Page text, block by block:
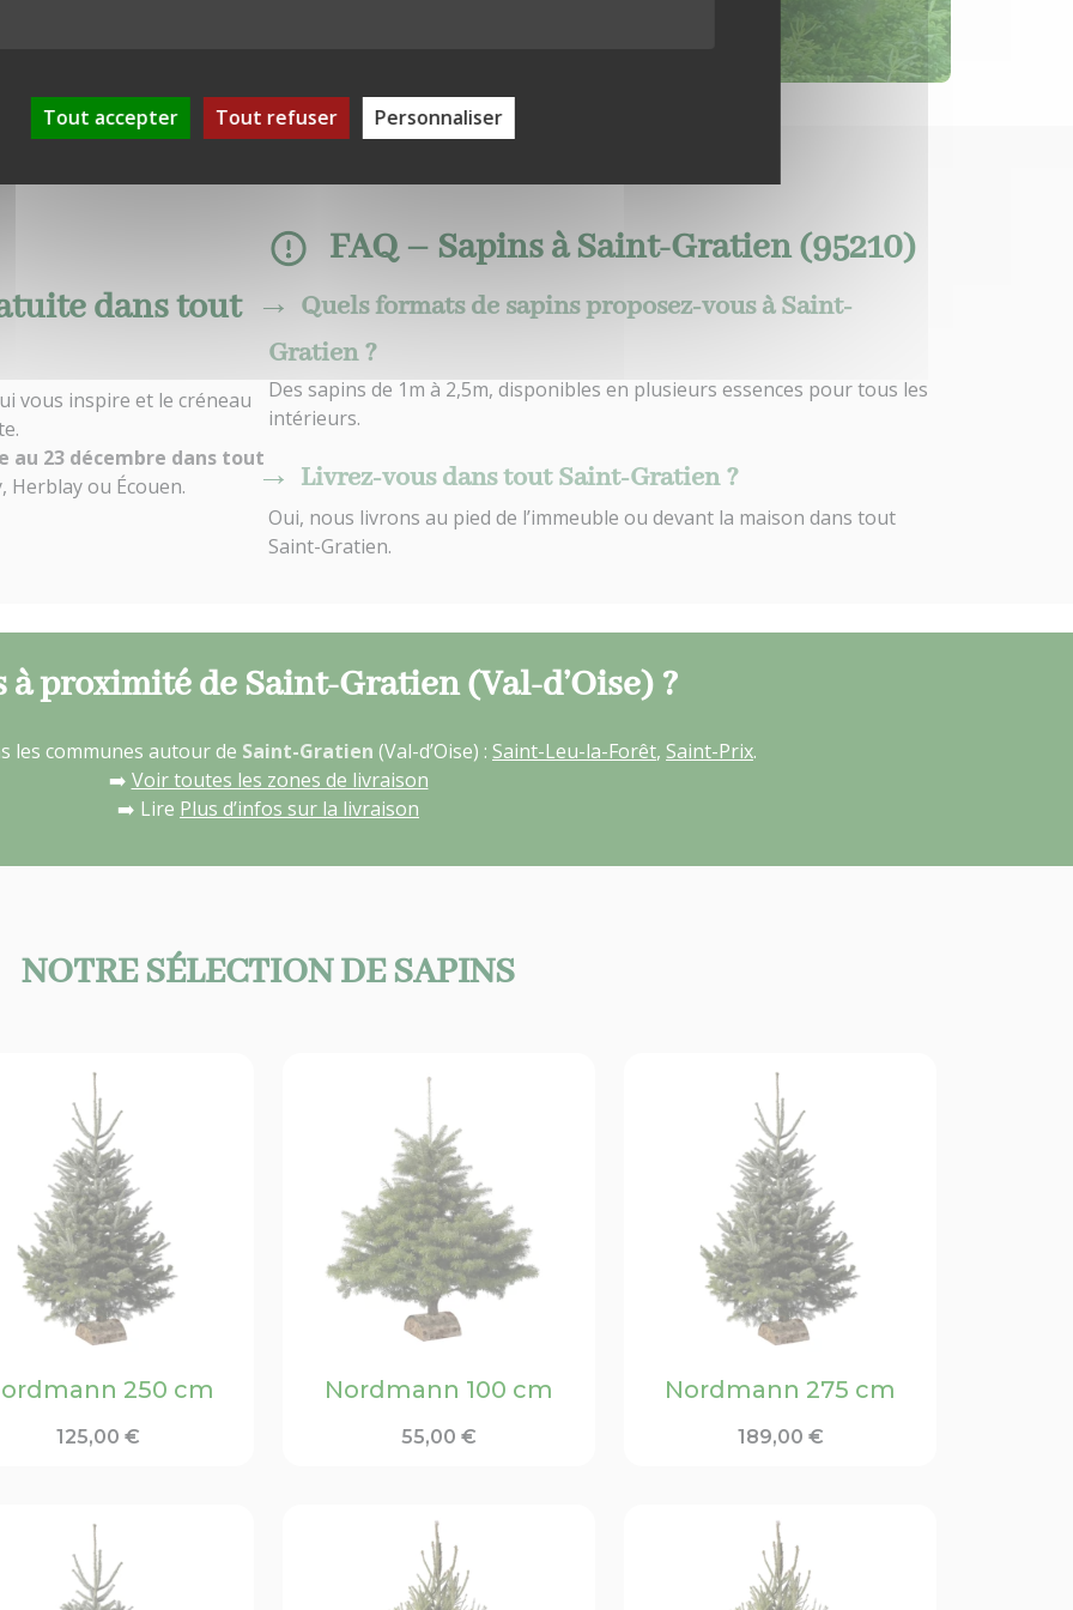
Tout accepter Tout refuser Personnaliser
dans tout
vous inspire et le créneau
au 23 décembre dans tout
Herblay ou Écouen.
FAQ – Sapins à Saint-Gratien (95210)
Quels formats de sapins proposez-vous à Saint-
Gratien ?
Des sapins de 1m à 2,5m, disponibles en plusieurs essences pour tous les
intérieurs.
Livrez-vous dans tout Saint-Gratien ?
Oui, nous livrons au pied de l’immeuble ou devant la maison dans tout
Saint-Gratien.
à proximité de Saint-Gratien (Val-d’Oise) ?
les communes autour de Saint-Gratien (Val-d’Oise) : Saint-Leu-la-Forêt, Saint-Prix.
➡️ Voir toutes les zones de livraison
➡️ Lire Plus d’infos sur la livraison
NOTRE SÉLECTION DE SAPINS
250 cm
125,00 €
Nordmann 100 cm
55,00 €
Nordmann 275 cm
189,00 €